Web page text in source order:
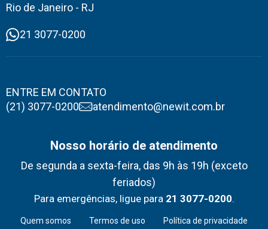
Rio de Janeiro - RJ
21 3077-0200
ENTRE EM CONTATO
(21) 3077-0200
atendimento@newit.com.br
Nosso horário de atendimento
De segunda a sexta-feira, das 9h às 19h (exceto
feriados)
Para emergências, ligue para 21 3077-0200.
Quem somos Termos de uso Política de privacidade